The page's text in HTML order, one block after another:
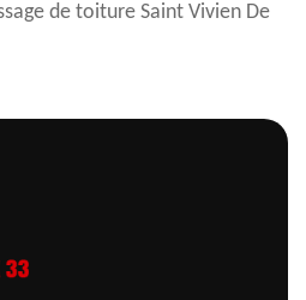
de toiture Saint Vivien De